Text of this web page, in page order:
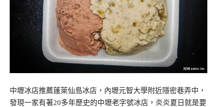
中壢冰店推薦蓬萊仙島冰店，內壢元智大學附近隱密巷弄中，
發現一家有著20多年歷史的中壢老字號冰店，炎炎夏日就是要